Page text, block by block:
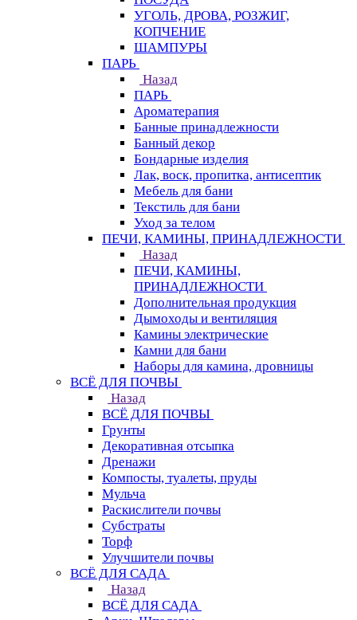
УГОЛЬ, ДРОВА, РОЗЖИГ,
КОПЧЕНИЕ
ШАМПУРЫ
ПАРЬ
Назад
ПАРЬ
Ароматерапия
Банные принадлежности
Банный декор
Бондарные изделия
Лак, воск, пропитка, антисептик
Мебель для бани
Текстиль для бани
Уход за телом
ПЕЧИ, КАМИНЫ, ПРИНАДЛЕЖНОСТИ
Назад
ПЕЧИ, КАМИНЫ,
ПРИНАДЛЕЖНОСТИ
Дополнительная продукция
Дымоходы и вентиляция
Камины электрические
Камни для бани
Наборы для камина, дровницы
ВСЁ ДЛЯ ПОЧВЫ
Назад
ВСЁ ДЛЯ ПОЧВЫ
Грунты
Декоративная отсыпка
Дренажи
Компосты, туалеты, пруды
Мульча
Раскислители почвы
Субстраты
Торф
Улучшители почвы
ВСЁ ДЛЯ САДА
Назад
ВСЁ ДЛЯ САДА